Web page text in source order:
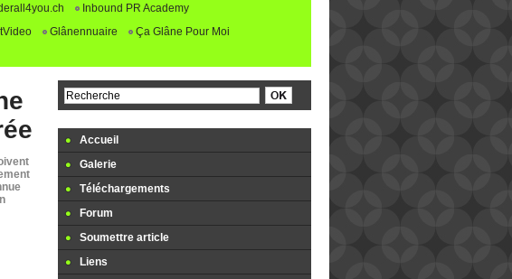
Inbound PR Academy
Glânennuaire
Ça Glâne Pour Moi
Accueil
Galerie
Téléchargements
Forum
Soumettre article
Liens